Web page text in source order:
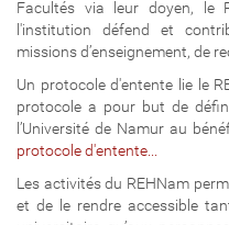
Facultés via leur doyen, le
l'institution défend et
missions d’enseignement, de
Un protocole d'entente lie le
protocole a pour but de
l’Université de Namur au
protocole d'entente...
Les activités du REHNam
et de le rendre accessible